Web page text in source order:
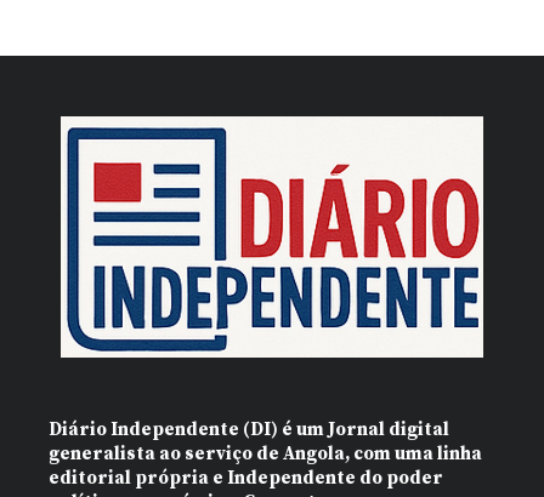
Diário Independente (DI) é um Jornal digital
generalista ao serviço de Angola, com uma linha
editorial própria e Independente do poder